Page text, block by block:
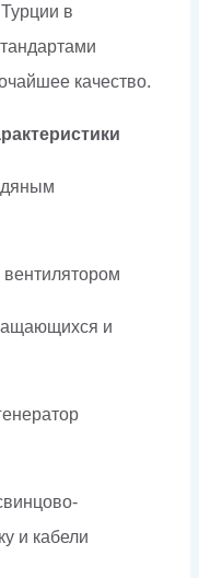
в
качество.
и
и кабели